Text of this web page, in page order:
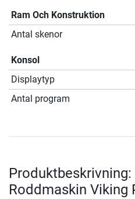
Ram Och Konstruktion
Antal skenor
Konsol
Displaytyp
Antal program
Roddmaskin Viking